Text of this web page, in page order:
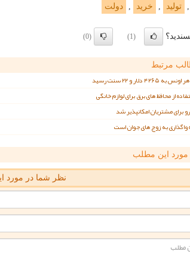
تولید خرید دولت
(1)
(0)
مرتبط
از محافظ های برق برای لوازم خانگی
برای مشتریان امکانپذیر شد
مورد این مطلب
نظر شما در مورد